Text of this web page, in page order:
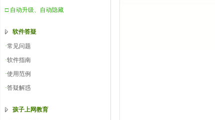
□ 自动升级、自动隐藏
软件答疑
·常见问题
·软件指南
·使用范例
·答疑解惑
孩子上网教育